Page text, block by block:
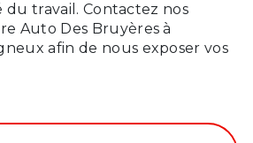
travail. Contactez nos
Auto Des Bruyères à
afin de nous exposer vos